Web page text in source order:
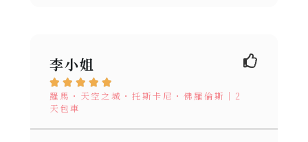
李小姐
    
羅馬・天空之城・托斯卡尼・佛羅倫斯｜2
天包車